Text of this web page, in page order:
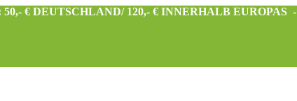
€ DEUTSCHLAND/ 120,- € INNERHALB EUROPAS -